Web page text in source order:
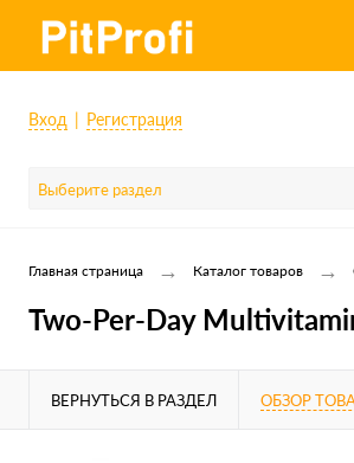
Вход Регистрация
Выберите раздел
Главная страница → Каталог товаров →
Two-Per-Day
ВЕРНУТЬСЯ В РАЗДЕЛ ОБЗОР